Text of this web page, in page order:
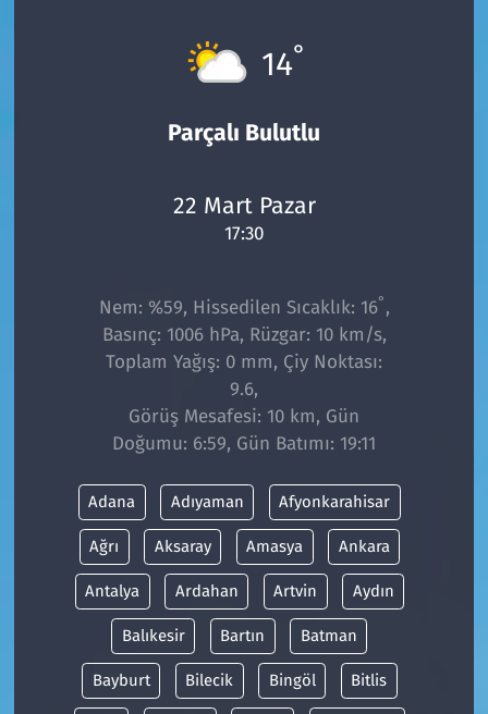
14°
Parçalı Bulutlu
22 Mart Pazar
17:30
Nem: %59, Hissedilen Sıcaklık: 16° ,
Basınç: 1006 hPa, Rüzgar: 10 km/s,
Toplam Yağış: 0 mm, Çiy Noktası:
9.6,
Görüş Mesafesi: 10 km, Gün
Doğumu: 6:59, Gün Batımı: 19:11
Adana Adıyaman Afyonkarahisar
Ağrı Aksaray Amasya Ankara
Antalya Ardahan Artvin Aydın
Balıkesir Bartın Batman
Bayburt Bilecik Bingöl Bitlis